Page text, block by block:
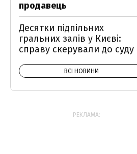
продавець
Десятки підпільних
гральних залів у Києві:
справу скерували до суду
ВСІ НОВИНИ
РЕКЛАМА: